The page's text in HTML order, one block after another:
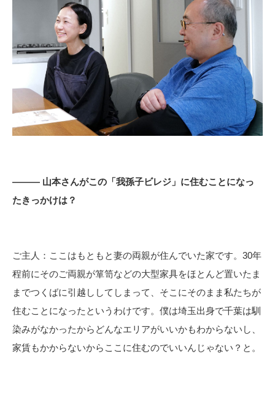
――― 山本さんがこの「我孫子ビレジ」に住むことになっ
たきっかけは？
ご主人：ここはもともと妻の両親が住んでいた家です。30年
程前にそのご両親が箪笥などの大型家具をほとんど置いたま
までつくばに引越ししてしまって、そこにそのまま私たちが
住むことになったというわけです。僕は埼玉出身で千葉は馴
染みがなかったからどんなエリアがいいかもわからないし、
家賃もかからないからここに住むのでいいんじゃない？と。